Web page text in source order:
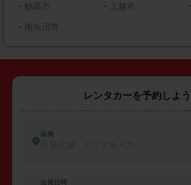
・ 妙高市 ・ 上越市 ・
・ 南魚沼市
レンタカーを予約しよう
出発
出発日時